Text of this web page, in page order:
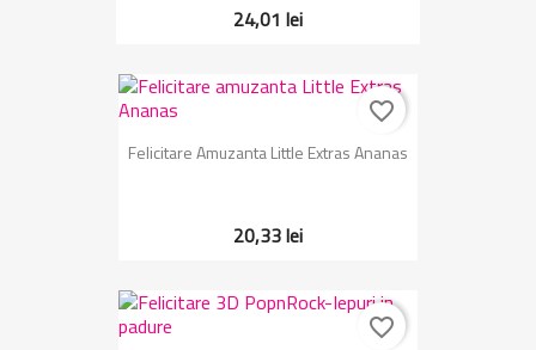
24,01 lei
Felicitare Amuzanta Little Extras Ananas
20,33 lei
favorite_border
favorite_border